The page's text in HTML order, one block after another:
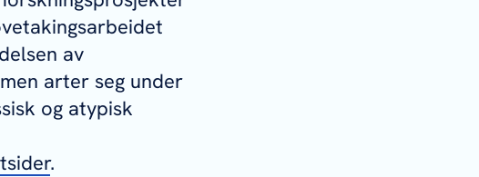
av
arter seg under
og atypisk
.